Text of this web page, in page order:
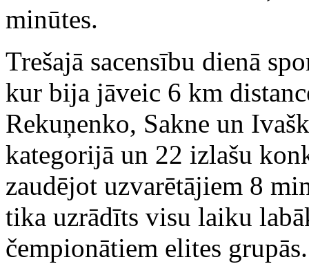
minūtes.
Trešajā sacensību dienā
kur bija jāveic 6 km
Rekuņenko, Sakne un
kategorijā un 22 izlašu
zaudējot uzvarētājiem 8
tika uzrādīts visu laiku
čempionātiem elites grupās.